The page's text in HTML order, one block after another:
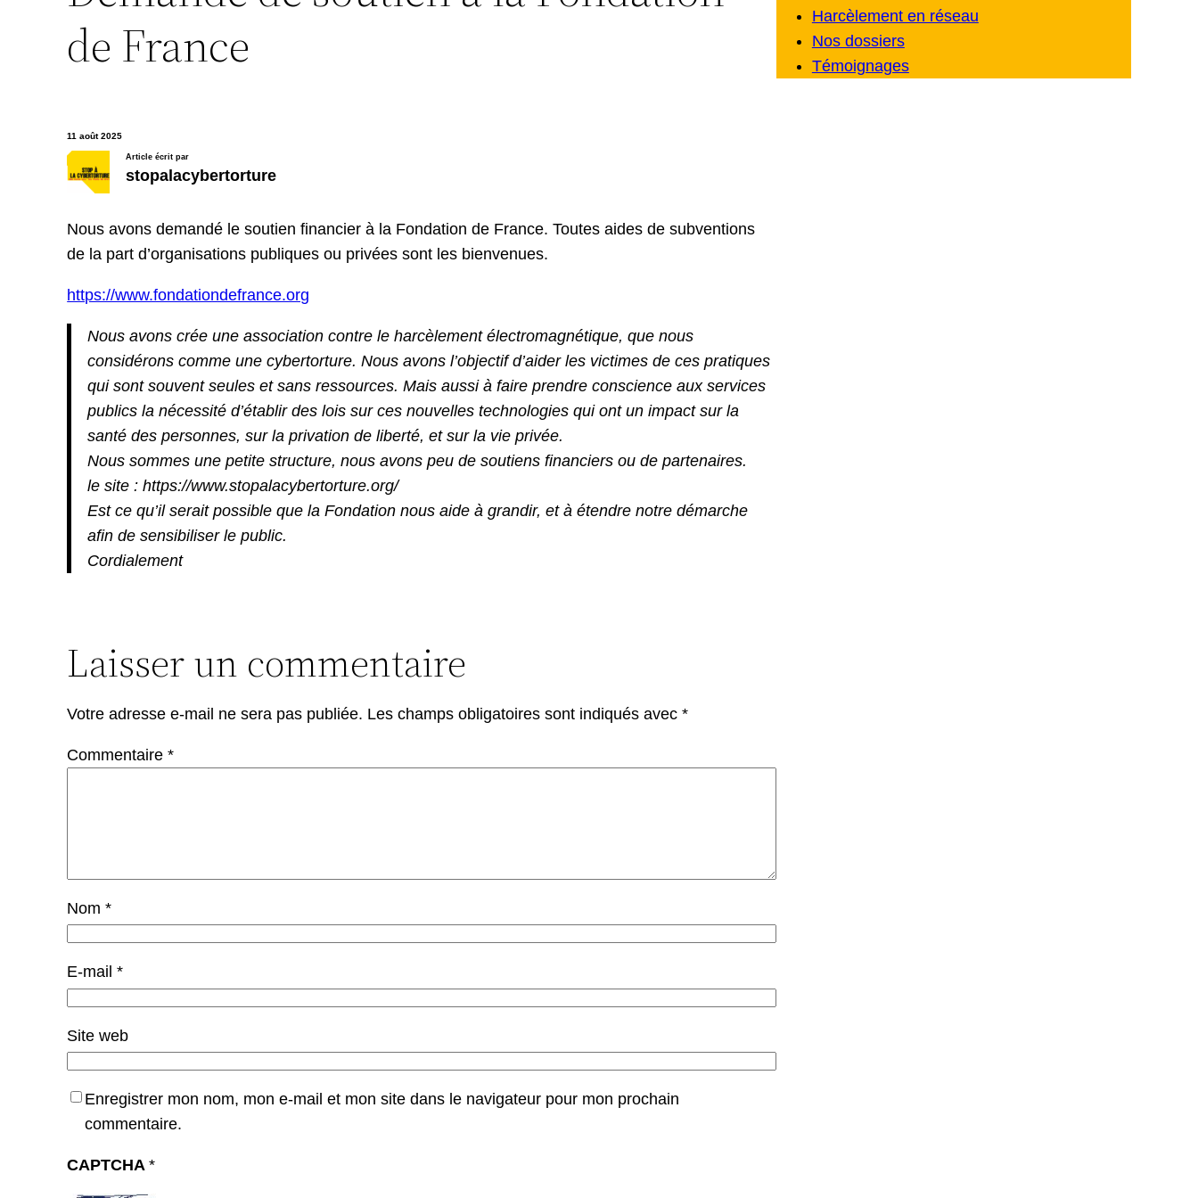
de France
11 août 2025
Article écrit par
stopalacybertorture
Nous avons demandé le soutien financier à la Fondation de France. Toutes aides de subventions
de la part d’organisations publiques ou privées sont les bienvenues.
https://www.fondationdefrance.org
Nous avons crée une association contre le harcèlement électromagnétique, que nous
considérons comme une cybertorture. Nous avons l’objectif d’aider les victimes de ces pratiques
qui sont souvent seules et sans ressources. Mais aussi à faire prendre conscience aux services
publics la nécessité d’établir des lois sur ces nouvelles technologies qui ont un impact sur la
santé des personnes, sur la privation de liberté, et sur la vie privée.
Nous sommes une petite structure, nous avons peu de soutiens financiers ou de partenaires.
le site : https://www.stopalacybertorture.org/
Est ce qu’il serait possible que la Fondation nous aide à grandir, et à étendre notre démarche
afin de sensibiliser le public.
Cordialement
Laisser un commentaire
Votre adresse e-mail ne sera pas publiée. Les champs obligatoires sont indiqués avec*
Commentaire*
Nom*
E-mail*
Site web
Enregistrer mon nom, mon e-mail et mon site dans le navigateur pour mon prochain
commentaire.
CAPTCHA*
Harcèlement en réseau
Nos dossiers
Témoignages